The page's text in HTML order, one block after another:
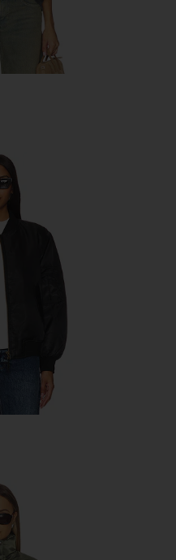
LEON
CYRUS